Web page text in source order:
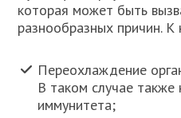
которая может быть
разнообразных причин.
Переохлаждение
В таком случае
иммунитета;